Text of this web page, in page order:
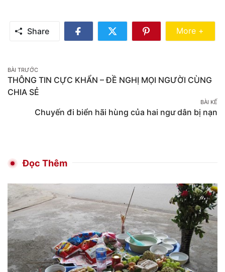
Share
Share
Share
More +
Post
navigation
BÀI TRƯỚC
THÔNG TIN CỰC KHẨN – ĐỀ NGHỊ MỌI NGƯỜI CÙNG
CHIA SẺ
BÀI KẾ
Chuyến đi biển hãi hùng của hai ngư dân bị nạn
Đọc Thêm